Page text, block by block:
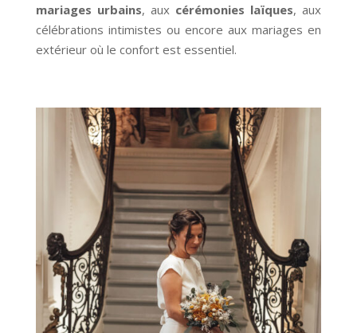
mariages urbains, aux cérémonies laïques, aux
célébrations intimistes ou encore aux mariages en
extérieur où le confort est essentiel.